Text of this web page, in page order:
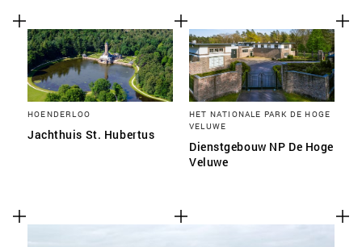
HOENDERLOO
Jachthuis St. Hubertus
HET NATIONALE PARK DE HOGE
VELUWE
Dienstgebouw NP De Hoge
Veluwe